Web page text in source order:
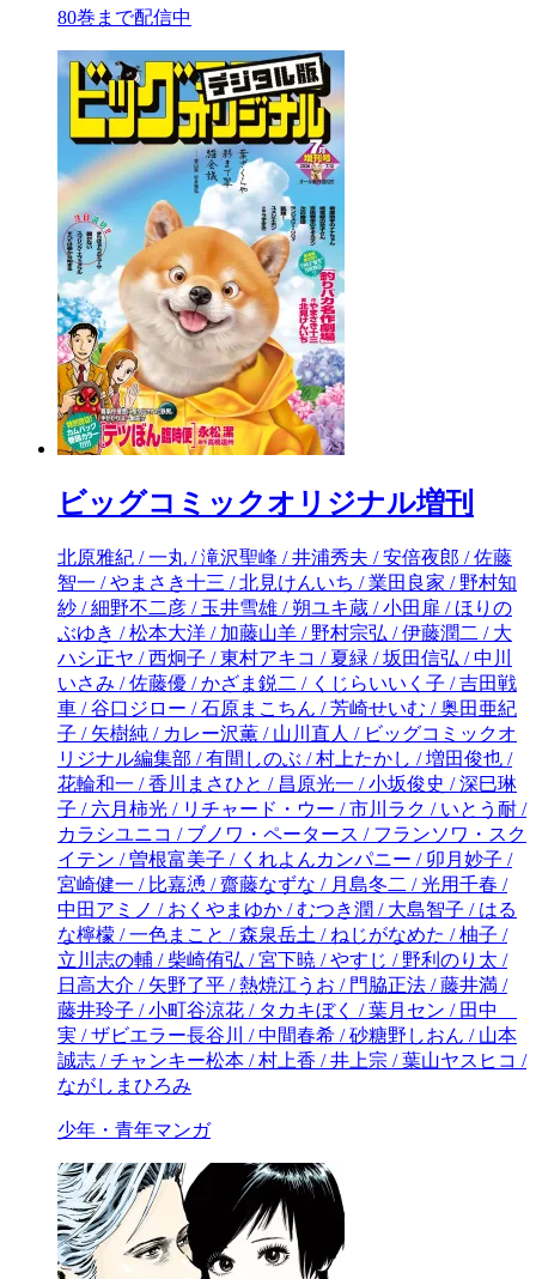
80巻まで配信中
ビッグコミックオリジナル増刊
北原雅紀 / 一丸 / 滝沢聖峰 / 井浦秀夫 / 安倍夜郎 / 佐藤智一 / やまさき十三 / 北見けんいち / 業田良家 / 野村知紗 / 細野不二彦 / 玉井雪雄 / 朔ユキ蔵 / 小田扉 / ほりのぶゆき / 松本大洋 / 加藤山羊 / 野村宗弘 / 伊藤潤二 / 大ハシ正ヤ / 西炯子 / 東村アキコ / 夏緑 / 坂田信弘 / 中川いさみ / 佐藤優 / かざま鋭二 / くじらいいく子 / 吉田戦車 / 谷口ジロー / 石原まこちん / 芳崎せいむ / 奥田亜紀子 / 矢樹純 / カレー沢薫 / 山川直人 / ビッグコミックオリジナル編集部 / 有間しのぶ / 村上たかし / 増田俊也 / 花輪和一 / 香川まさひと / 昌原光一 / 小坂俊史 / 深巳琳子 / 六月柿光 / リチャード・ウー / 市川ラク / いとう耐 / カラシユニコ / ブノワ・ペータース / フランソワ・スクイテン / 曽根富美子 / くれよんカンパニー / 卯月妙子 / 宮崎健一 / 比嘉慂 / 齋藤なずな / 月島冬二 / 光用千春 / 中田アミノ / おくやまゆか / むつき潤 / 大島智子 / はるな檸檬 / 一色まこと / 森泉岳土 / ねじがなめた / 柚子 / 立川志の輔 / 柴崎侑弘 / 宮下暁 / やすじ / 野利のり太 / 日高大介 / 矢野了平 / 熱焼江うお / 門脇正法 / 藤井満 / 藤井玲子 / 小町谷涼花 / タカキぼく / 葉月セン / 田中 実 / ザビエラー長谷川 /
少年・青年マンガ